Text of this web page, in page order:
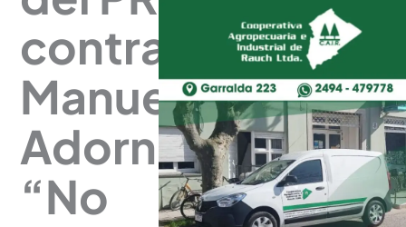
contra
Manuel
Adorni:
“No